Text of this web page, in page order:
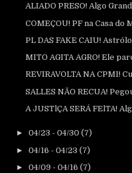
ALIADO PRESO! Algo
COMEÇOU! PF na Casa do
PL DAS FAKE CAIU!
MITO AGITA AGRO! Ele
REVIRAVOLTA NA CPMI!
SALLES NÃO RECUA!
A JUSTlÇA SERÁ FElTA!
► 04/23 - 04/30 (7)
► 04/16 - 04/23 (7)
► 04/09 - 04/16 (7)